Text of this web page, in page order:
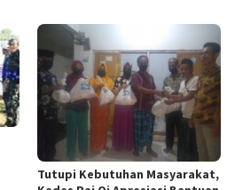
Tutupi Kebutuhan Masyarakat,